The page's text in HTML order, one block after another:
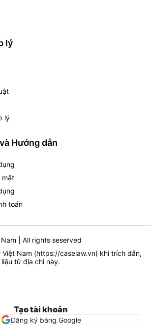
lý
lý
Hướng dẫn
mật
toán
| All rights seserved
Việt Nam (https://caselaw.vn) khi trích dẫn,
từ địa chỉ này.
Tạo tài khoản
Đăng ký bằng Google